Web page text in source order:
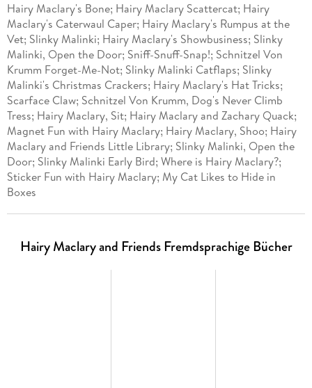
Hairy Maclary's Bone; Hairy Maclary Scattercat; Hairy
Maclary's Caterwaul Caper; Hairy Maclary's Rumpus at the
Vet; Slinky Malinki; Hairy Maclary's Showbusiness; Slinky
Malinki, Open the Door; Sniff-Snuff-Snap!; Schnitzel Von
Krumm Forget-Me-Not; Slinky Malinki Catflaps; Slinky
Malinki's Christmas Crackers; Hairy Maclary's Hat Tricks;
Scarface Claw; Schnitzel Von Krumm, Dog's Never Climb
Tress; Hairy Maclary, Sit; Hairy Maclary and Zachary Quack;
Magnet Fun with Hairy Maclary; Hairy Maclary, Shoo; Hairy
Maclary and Friends Little Library; Slinky Malinki, Open the
Door; Slinky Malinki Early Bird; Where is Hairy Maclary?;
Sticker Fun with Hairy Maclary; My Cat Likes to Hide in
Boxes
Hairy Maclary and Friends Fremdsprachige Bücher